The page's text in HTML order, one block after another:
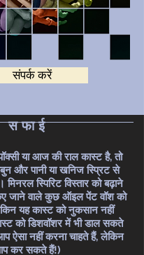
संपर्क करें
सफाई
या आज की राल कास्ट है, तो
और पानी या खनिज स्प्रिट से
स्पिरिट विस्तार को बढ़ाने
जाने वाले कुछ ऑइल पेंट वॉश को
यह कास्ट को नुकसान नहीं
को डिशवॉशर में भी डाल सकते
ऐसा नहीं करना चाहते हैं, लेकिन
कर सकते हैं!)